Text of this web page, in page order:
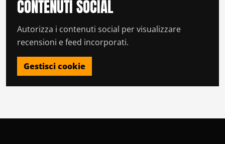
CONTENUTI SOCIAL
Autorizza i contenuti social per visualizzare
recensioni e feed incorporati.
Gestisci cookie